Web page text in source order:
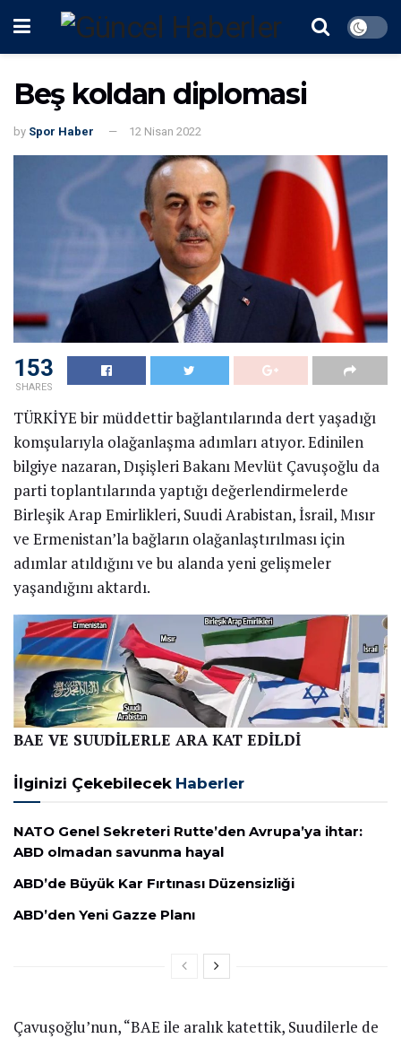
Beş koldan diplomasi
by Spor Haber 12 Nisan 2022
153
SHARES
TÜRKİYE bir müddettir bağlantılarında dert yaşadığı
komşularıyla olağanlaşma adımları atıyor. Edinilen
bilgiye nazaran, Dışişleri Bakanı Mevlüt Çavuşoğlu da
parti toplantılarında yaptığı değerlendirmelerde
Birleşik Arap Emirlikleri, Suudi Arabistan, İsrail, Mısır
ve Ermenistan’la bağların olağanlaştırılması için
adımlar atıldığını ve bu alanda yeni gelişmeler
yaşandığını aktardı.
BAE VE SUUDİLERLE ARA KAT EDİLDİ
İlginizi Çekebilecek Haberler
NATO Genel Sekreteri Rutte’den Avrupa’ya ihtar:
ABD olmadan savunma hayal
ABD’de Büyük Kar Fırtınası Düzensizliği
ABD’den Yeni Gazze Planı
Çavuşoğlu’nun, “BAE ile aralık katettik, Suudilerle de